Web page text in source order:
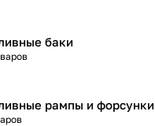
баки
рампы и форсунки